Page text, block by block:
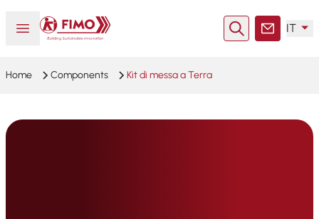
Aprire o chiudere il menu
Torna alla pagina iniziale
RicercaContatto
IT
Home Components Kit di messa a Terra